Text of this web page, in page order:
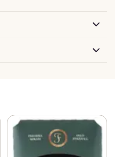
kontrollerte forhold med
og uten bruk av
Resultatet er et
kvalitetsprodukt.